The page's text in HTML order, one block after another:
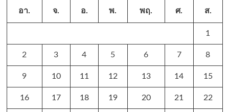
อา. จ. อ. พ. พฤ. ศ. ส.
1
2 3 4 5 6 7 8
9 10 11 12 13 14 15
16 17 18 19 20 21 22